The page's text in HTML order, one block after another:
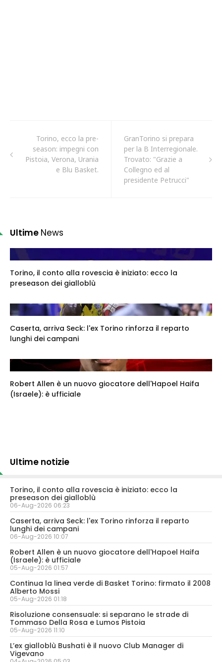
Torino, ecco la pre-
season: impegni con
Pistoia, Verona, Urania
e Blu Basket.
GranTorino si prepara
per la B Interregionale.
Trovato: "Grazie a
Collegno ed al
presidente Petrucci"
Ultime News
Torino, il conto alla rovescia è iniziato: ecco la
preseason dei gialloblù
Caserta, arriva Seck: l'ex Torino rinforza il reparto
lunghi dei campani
Robert Allen è un nuovo giocatore dell'Hapoel Haifa
(Israele): è ufficiale
Ultime notizie
Torino, il conto alla rovescia è iniziato: ecco la
preseason dei gialloblù
06-Aug-2026 06:23
Caserta, arriva Seck: l'ex Torino rinforza il reparto
lunghi dei campani
06-Aug-2026 10:07
Robert Allen è un nuovo giocatore dell'Hapoel Haifa
(Israele): è ufficiale
05-Aug-2026 01:57
Continua la linea verde di Basket Torino: firmato il 2008
Alberto Mossi
05-Aug-2026 01:18
Risoluzione consensuale: si separano le strade di
Tommaso Della Rosa e Lumos Pistoia
05-Aug-2026 11:10
L’ex gialloblù Bushati è il nuovo Club Manager di
Vigevano